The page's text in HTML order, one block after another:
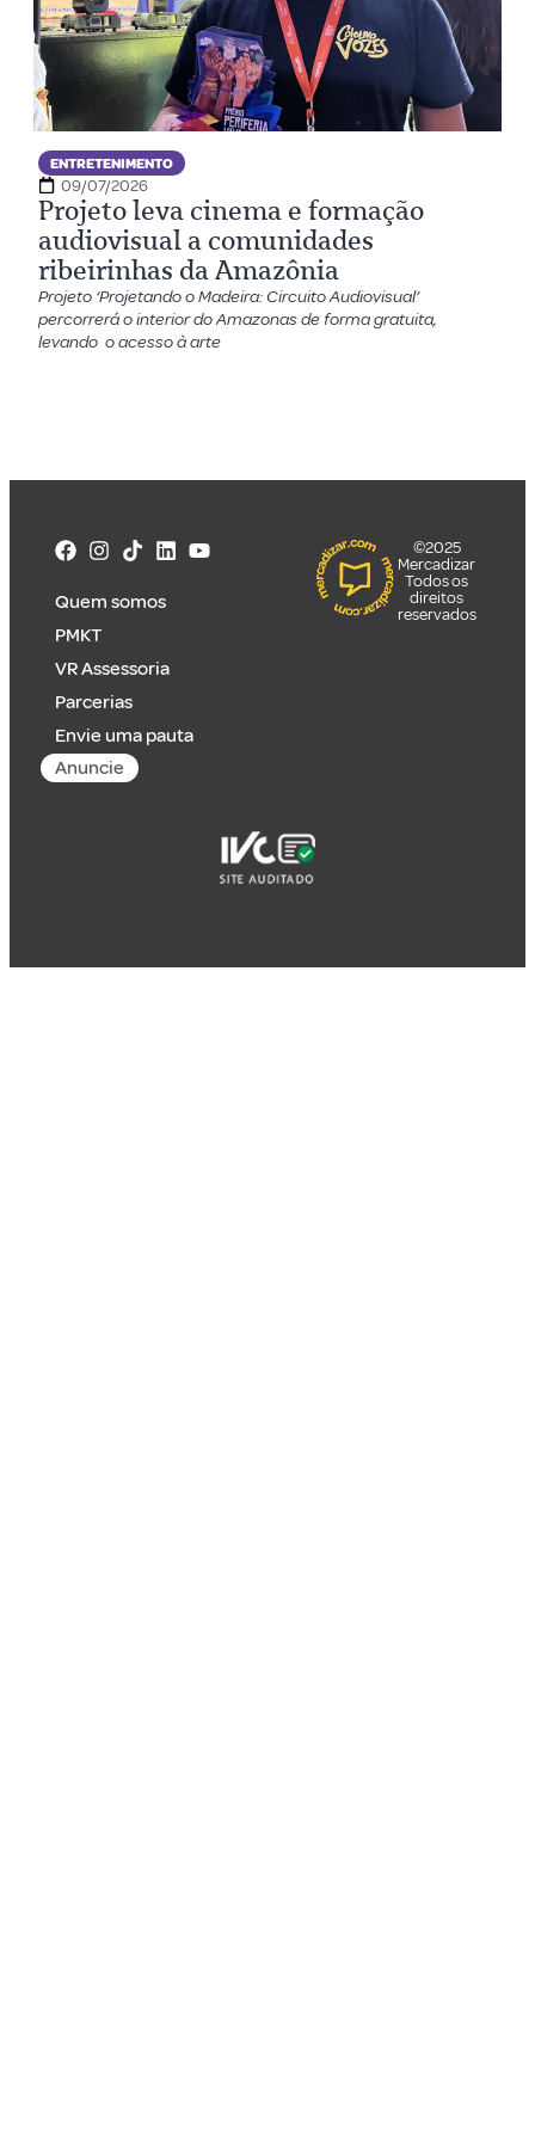
ENTRETENIMENTO
09/07/2026
Projeto leva cinema e formação
audiovisual a comunidades
ribeirinhas da Amazônia
Projeto ‘Projetando o Madeira: Circuito Audiovisual’
percorrerá o interior do Amazonas de forma gratuita,
levando o acesso à arte
Quem somos
PMKT
VR Assessoria
Parcerias
Envie uma pauta
Anuncie
©2025
Mercadizar
Todos os
direitos
reservados